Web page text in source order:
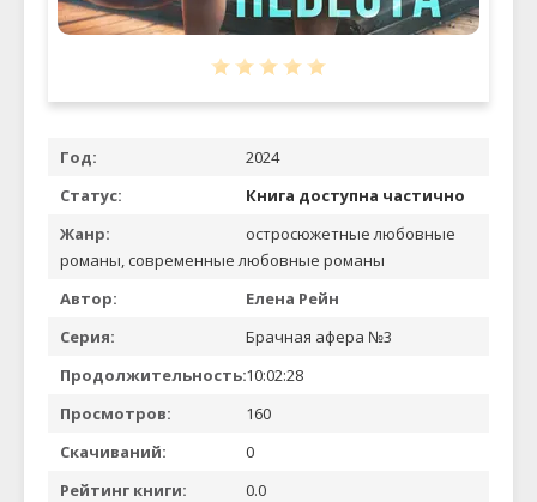
Год:
2024
Статус:
Книга доступна частично
Жанр:
остросюжетные любовные
романы, современные любовные романы
Автор:
Елена Рейн
Серия:
Брачная афера №3
Продолжительность:10:02:28
Просмотров:
160
Скачиваний:
0
Рейтинг книги:
0.0